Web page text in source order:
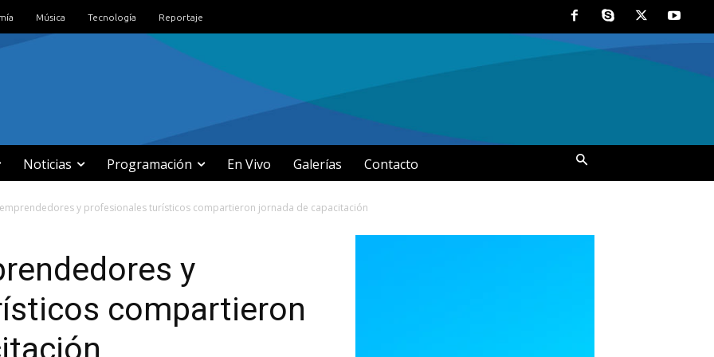
Música Tecnología Reportaje
Noticias Programación En Vivo Galerías Contacto
y profesionales turísticos compartieron jornada de capacitación
y
compartieron